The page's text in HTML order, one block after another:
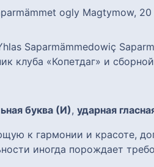
ogly Magtymow,
Saparmämmedowiç
клуба «Копетдаг» и
буква (И), ударная
к гармонии и красоте,
иногда порождает